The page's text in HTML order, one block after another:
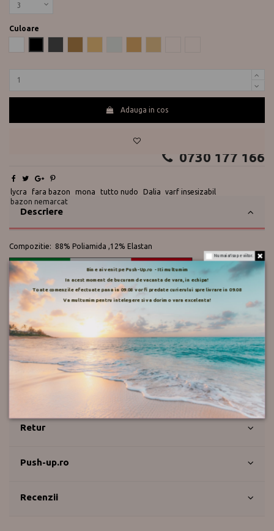
Culoare
Adauga in cos
lycra fara bazon mona tutto nudo Dalia
varf insesizabil
bazon nemarcat
0730 177 166
Descriere
Compozitie: 88% Poliamida ,12% Elastan
Pentru marimea adecvata va rugam consultati tabelul de marimi.
Detalii ale produsului
Retur
Push-up.ro
Recenzii
Nu mai afisa pe viitor.
Bine ai venit pe Push-Up.ro - Iti multumim
In acest moment de bucuram de vacanta de vara, in echipa!
Toate comenzile efectuate pana in 09.08 vor fi predate curierului spre livrare in 09.08
Va multumim pentru intelegere si va dorim o vara excelenta!